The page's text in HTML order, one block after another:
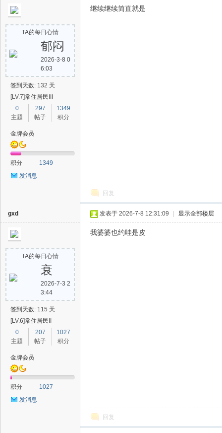
TA的每日心情
郁闷
2026-3-8 0
6:03
签到天数: 132 天
[LV.7]常住居民III
0
主题
297
帖子
1349
积分
金牌会员
积分
1349
发消息
继续继续简直就是
回复
gxd
TA的每日心情
衰
2026-7-3 2
3:44
签到天数: 115 天
[LV.6]常住居民II
0
主题
207
帖子
1027
积分
金牌会员
积分
1027
发消息
发表于 2026-7-8 12:31:09 显示全部楼层
我婆婆也约哇是皮
回复